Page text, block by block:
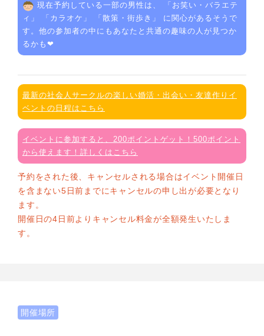
現在予約している一部の男性は、 「 お笑い・バラエテ
ィ 」 「 カラオケ 」 「 散策・街歩き 」 に関心があるそうで
す。他の参加者の中にもあなたと共通の趣味の人が見つか
るかも❤
最新の社会人サークルの楽しい婚活・出会い・友達作りイ
ベントの日程はこちら
イベントに参加すると、200ポイントゲット！500ポイント
から使えます！詳しくはこちら
予約をされた後、キャンセルされる場合はイベント開催日
を含まない5日前までにキャンセルの申し出が必要となり
ます。
開催日の4日前よりキャンセル料金が全額発生いたしま
す。
開催場所